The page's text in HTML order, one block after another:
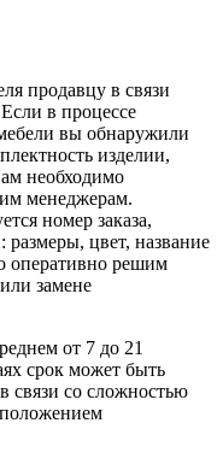
продавцу в связи
в процессе
вы обнаружили
изделии,
необходимо
менеджерам.
номер заказа,
размеры, цвет, название
оперативно решим
замене
от 7 до 21
срок может быть
связи со сложностью